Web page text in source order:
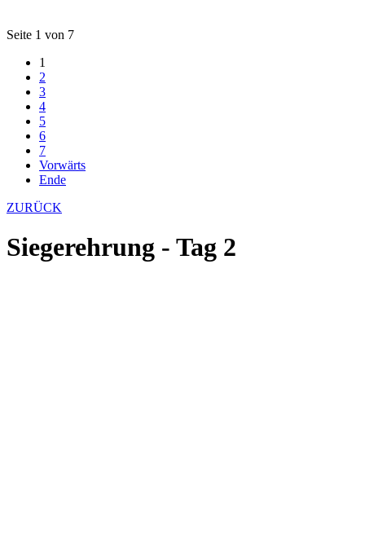
Seite 1 von 7
1
2
3
4
5
6
7
Vorwärts
Ende
ZURÜCK
Siegerehrung - Tag 2